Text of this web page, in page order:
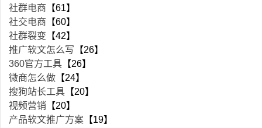
社群电商 【61】
社交电商 【60】
社群裂变 【42】
推广软文怎么写 【26】
360官方工具 【26】
微商怎么做 【24】
搜狗站长工具 【20】
视频营销 【20】
产品软文推广方案 【19】